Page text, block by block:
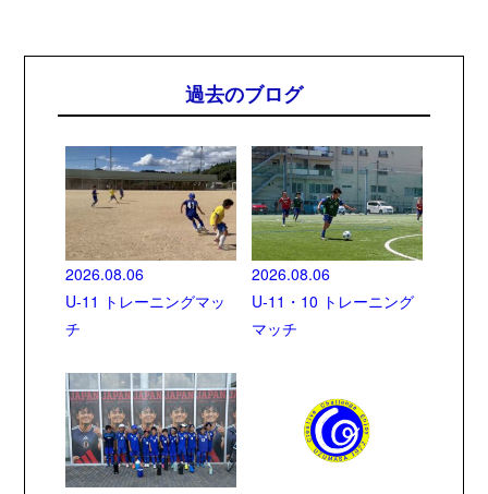
過去のブログ
2026.08.06
U-11 トレーニングマッ
チ
2026.08.06
U-11・10 トレーニング
マッチ